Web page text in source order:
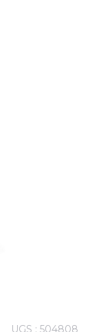
UGS : 504808